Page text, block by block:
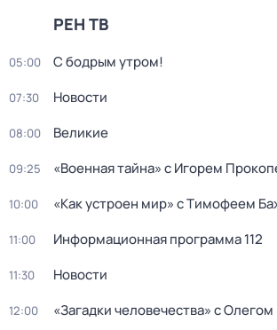
РЕН ТВ
05:00 С бодрым утром!
07:30 Новости
08:00 Великие
09:25 «Военная тайна» с Игорем
10:00 «Как устроен мир» с Тимофеем
11:00 Информационная программа 112
11:30 Новости
12:00 «Загадки человечества» с